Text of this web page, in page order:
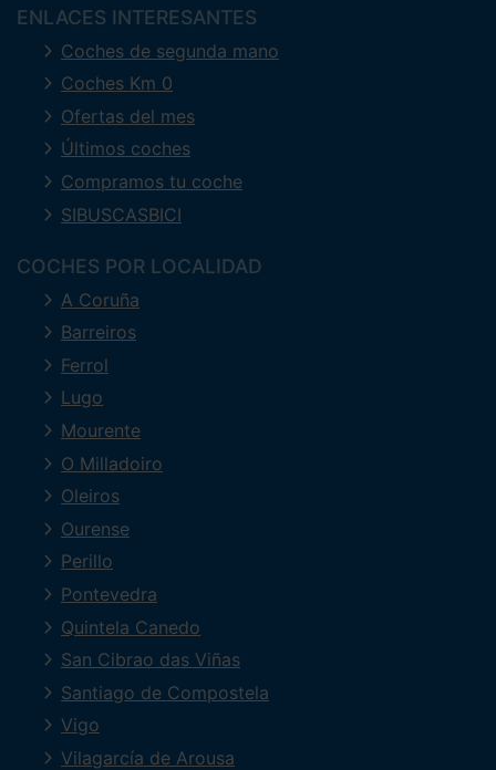
ENLACES INTERESANTES
Coches de segunda mano
Coches Km 0
Ofertas del mes
Últimos coches
Compramos tu coche
SIBUSCASBICI
COCHES POR LOCALIDAD
A Coruña
Barreiros
Ferrol
Lugo
Mourente
O Milladoiro
Oleiros
Ourense
Perillo
Pontevedra
Quintela Canedo
San Cibrao das Viñas
Santiago de Compostela
Vigo
Vilagarcía de Arousa